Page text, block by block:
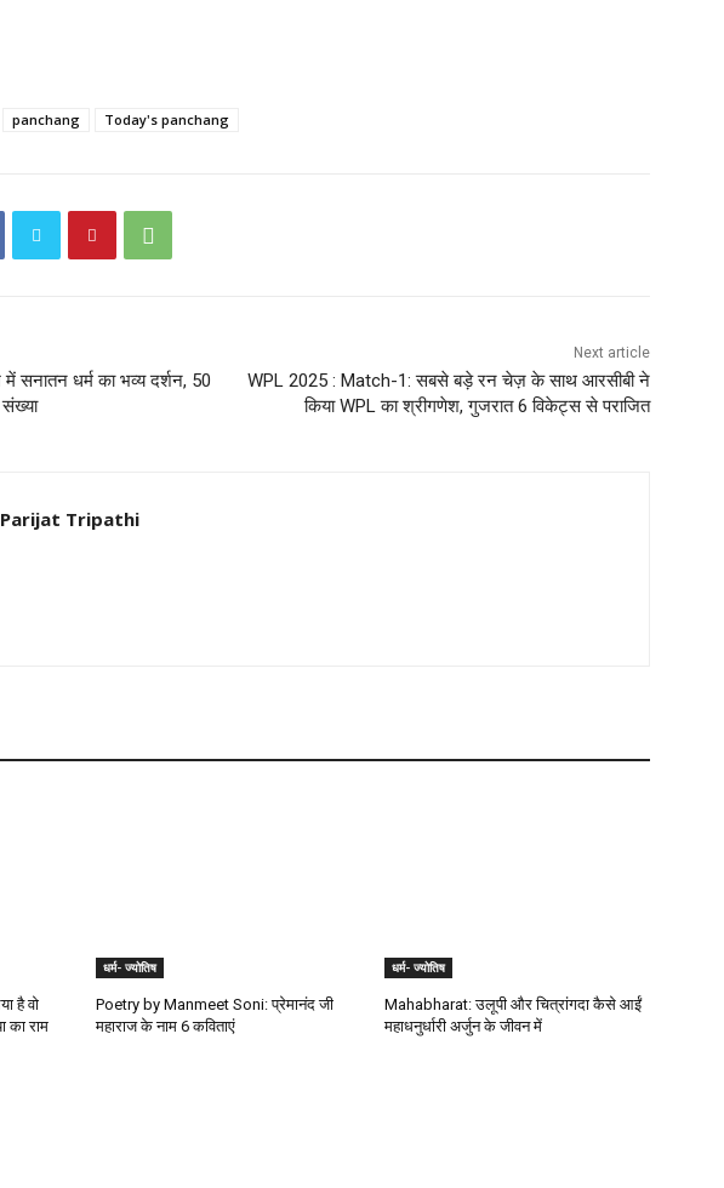
panchang Today's panchang
सनातन धर्म का भव्य दर्शन, 50
Next article
WPL 2025 : Match-1: सबसे बड़े रन चेज़ के साथ आरसीबी ने
किया WPL का श्रीगणेश, गुजरात 6 विकेट्स से पराजित
Parijat Tripathi
है वो
का राम
धर्म- ज्योतिष
Poetry by Manmeet Soni: प्रेमानंद जी
महाराज के नाम 6 कविताएं
धर्म- ज्योतिष
Mahabharat: उलूपी और चित्रांगदा कैसे आईं
महाधनुर्धारी अर्जुन के जीवन में